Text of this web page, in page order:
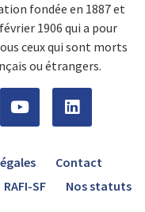
fondée en 1887 et
1906 qui a pour
ceux qui sont morts
ou étrangers.
Contact
RAFI-SF Nos statuts